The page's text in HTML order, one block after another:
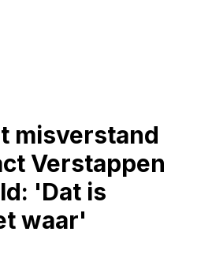
misverstand
Verstappen
'Dat is
waar'